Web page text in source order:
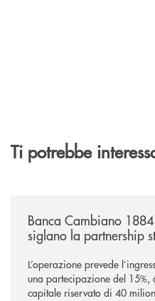
Ti potrebbe
Banca Cambiano
siglano la partnership
L’operazione prevede
una partecipazione del 15%,
capitale riservato di 40